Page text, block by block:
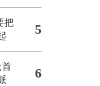
把
5
首
6